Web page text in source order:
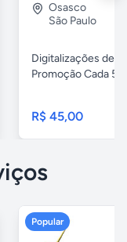
Osasco
São Paulo
Digitalizações de
Promoção Cada 5
R$ 45,00
Popular